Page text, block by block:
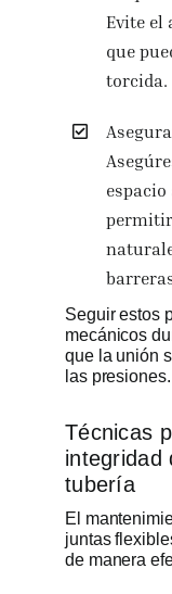
Evite el
que
torcida.
Seguir estos
mecánicos
que la unión
las presiones.
Técnicas
integridad
tubería
El
juntas
de manera